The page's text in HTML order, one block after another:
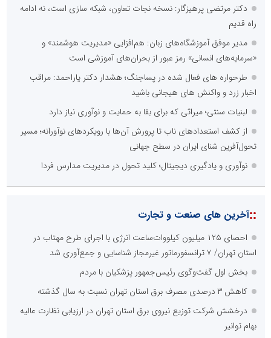
دکتر مرتضی پرهیزگار: نسخه نجات تعاون، شبکه سازی است، نه ادامه
راه قدیم
مدیر موفق آموزشگاه‌های زبان: هم‌افزایی «مدیریت هوشمند» و
«سرمایه‌های انسانی» رمز عبور از بحران‌های آموزشی است
طرحواره های فعال شده در پساجنگ؛ هشدار دکتر یاراحمد: مراقب
اخبار زرد و واکنش های هیجانی باشید
لبنیات سنتی؛ میراثی که برای بقا به حمایت و نوآوری نیاز دارد
از کشف استعدادهای ناب تا پرورش آن‌ها با رویکردهای نوآورانه؛ مسیر
تحول‌آفرین شنای ایران در سطح جهانی
نوآوری و یادگیری دیجیتال؛ کلید تحول در مدیریت مدارس فردا
::آخرین های صنعت و تجارت
احصای ۱۲۵ میلیون کیلووات‌ساعت انرژی با اجرای طرح مهتاب در
استان تهران/ ۷ ترانسفورماتور غیرمجاز شناسایی و جمع‌آوری شد
بخش اول گفت‌وگوی رئیس‌جمهور پزشکیان با مردم
کاهش ۳ درصدی مصرف برق استان تهران نسبت به سال گذشته
درخشش شرکت توزیع نیروی برق استان تهران در ارزیابی نظارت عالیه
بهام توانیر